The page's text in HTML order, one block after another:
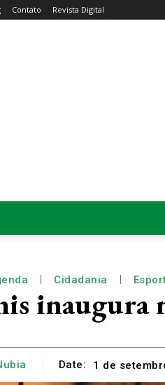
Contato Revista Digital
Cidadania
inaugura
Date: 1 de